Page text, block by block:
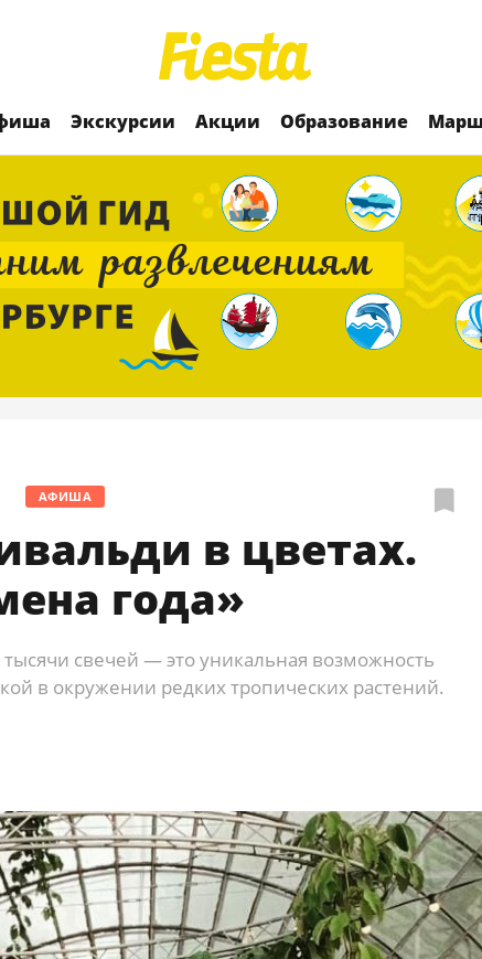
Экскурсии Акции Образование
АФИША
в цветах.
года»
свечей — это уникальная возможность
в окружении редких тропических растений.